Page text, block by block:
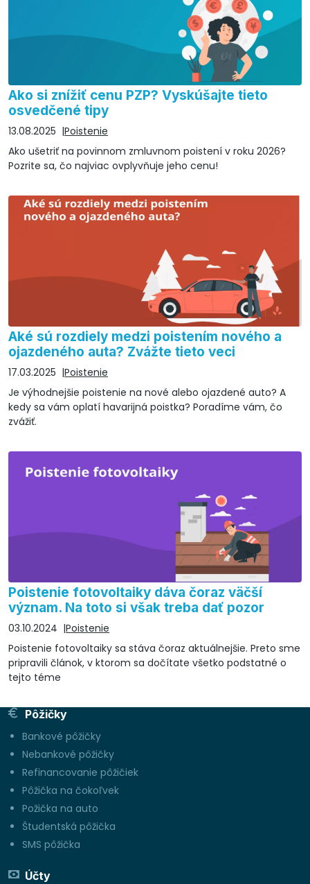
Ako si znížiť cenu PZP? Vyskúšajte tieto
osvedčené tipy
13.08.2025
Poistenie
Ako ušetriť na povinnom zmluvnom poistení v roku 2026?
Pozrite sa, čo najviac ovplyvňuje jeho cenu!
Aké sú rozdiely medzi poistením nového a
ojazdeného auta? Zvážte tieto veci
17.03.2025
Poistenie
Je výhodnejšie poistenie na nové alebo ojazdené auto? A
kedy sa vám oplatí havarijná poistka? Poradíme vám, čo
zvážiť.
Poistenie fotovoltaiky dáva čoraz väčší
význam. Na toto si však treba dať pozor
03.10.2024
Poistenie
Poistenie fotovoltaiky sa stáva čoraz aktuálnejšie. Preto sme
pripravili článok, v ktorom sa dočítate všetko podstatné o
tejto téme
Pôžičky
Bankové pôžičky
Nebankové pôžičky
Refinancovanie pôžičiek
Pôžička na čokoľvek
Požička na auto
Študentská pôžička
SMS pôžička
Účty